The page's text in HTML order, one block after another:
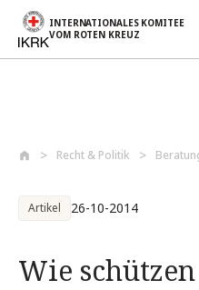
INTERNATIONALES KOMITEE
VOM ROTEN KREUZ
Recht & Politik
Artikel 26-10-2014
Wie